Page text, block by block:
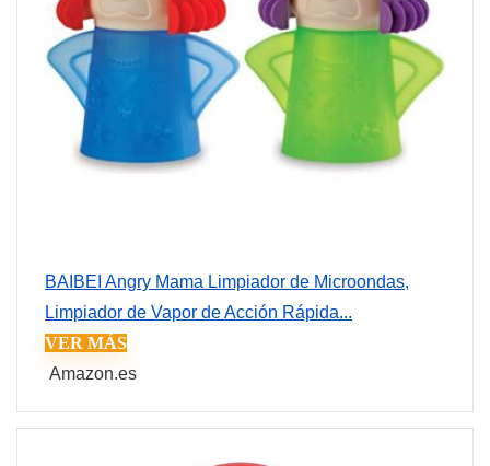
BAIBEI Angry Mama Limpiador de Microondas,
Limpiador de Vapor de Acción Rápida...
VER MÁS
Amazon.es